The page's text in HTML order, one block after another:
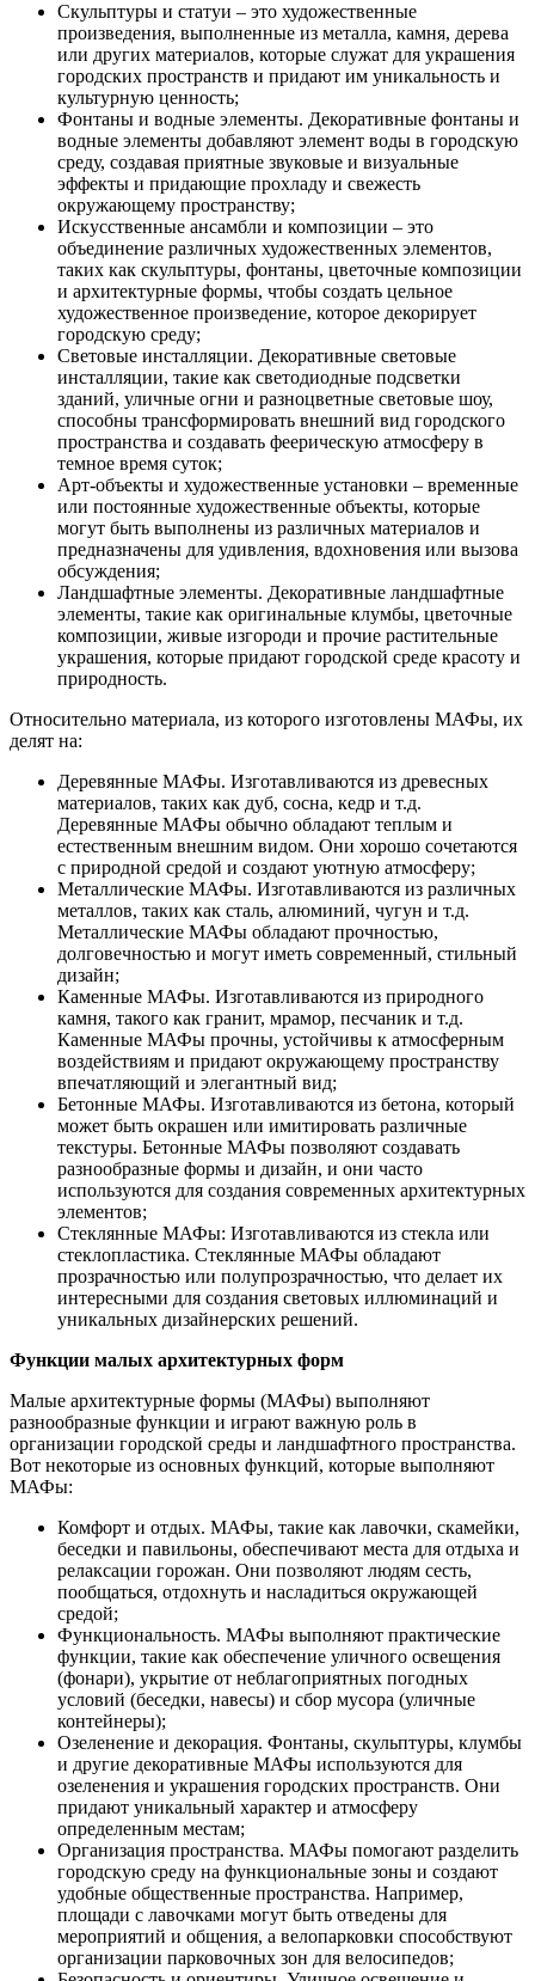
Скульптуры и статуи – это художественные
произведения, выполненные из металла, камня, дерева
или других материалов, которые служат для украшения
городских пространств и придают им уникальность и
культурную ценность;
Фонтаны и водные элементы. Декоративные фонтаны и
водные элементы добавляют элемент воды в городскую
среду, создавая приятные звуковые и визуальные
эффекты и придающие прохладу и свежесть
окружающему пространству;
Искусственные ансамбли и композиции – это
объединение различных художественных элементов,
таких как скульптуры, фонтаны, цветочные композиции
и архитектурные формы, чтобы создать цельное
художественное произведение, которое декорирует
городскую среду;
Световые инсталляции. Декоративные световые
инсталляции, такие как светодиодные подсветки
зданий, уличные огни и разноцветные световые шоу,
способны трансформировать внешний вид городского
пространства и создавать феерическую атмосферу в
темное время суток;
Арт-объекты и художественные установки – временные
или постоянные художественные объекты, которые
могут быть выполнены из различных материалов и
предназначены для удивления, вдохновения или вызова
обсуждения;
Ландшафтные элементы. Декоративные ландшафтные
элементы, такие как оригинальные клумбы, цветочные
композиции, живые изгороди и прочие растительные
украшения, которые придают городской среде красоту и
природность.
Относительно материала, из которого изготовлены МАФы, их
делят на:
Деревянные МАФы. Изготавливаются из древесных
материалов, таких как дуб, сосна, кедр и т.д.
Деревянные МАФы обычно обладают теплым и
естественным внешним видом. Они хорошо сочетаются
с природной средой и создают уютную атмосферу;
Металлические МАФы. Изготавливаются из различных
металлов, таких как сталь, алюминий, чугун и т.д.
Металлические МАФы обладают прочностью,
долговечностью и могут иметь современный, стильный
дизайн;
Каменные МАФы. Изготавливаются из природного
камня, такого как гранит, мрамор, песчаник и т.д.
Каменные МАФы прочны, устойчивы к атмосферным
воздействиям и придают окружающему пространству
впечатляющий и элегантный вид;
Бетонные МАФы. Изготавливаются из бетона, который
может быть окрашен или имитировать различные
текстуры. Бетонные МАФы позволяют создавать
разнообразные формы и дизайн, и они часто
используются для создания современных архитектурных
элементов;
Стеклянные МАФы: Изготавливаются из стекла или
стеклопластика. Стеклянные МАФы обладают
прозрачностью или полупрозрачностью, что делает их
интересными для создания световых иллюминаций и
уникальных дизайнерских решений.
Функции малых архитектурных форм
Малые архитектурные формы (МАФы) выполняют
разнообразные функции и играют важную роль в
организации городской среды и ландшафтного пространства.
Вот некоторые из основных функций, которые выполняют
МАФы:
Комфорт и отдых. МАФы, такие как лавочки, скамейки,
беседки и павильоны, обеспечивают места для отдыха и
релаксации горожан. Они позволяют людям сесть,
пообщаться, отдохнуть и насладиться окружающей
средой;
Функциональность. МАФы выполняют практические
функции, такие как обеспечение уличного освещения
(фонари), укрытие от неблагоприятных погодных
условий (беседки, навесы) и сбор мусора (уличные
контейнеры);
Озеленение и декорация. Фонтаны, скульптуры, клумбы
и другие декоративные МАФы используются для
озеленения и украшения городских пространств. Они
придают уникальный характер и атмосферу
определенным местам;
Организация пространства. МАФы помогают разделить
городскую среду на функциональные зоны и создают
удобные общественные пространства. Например,
площади с лавочками могут быть отведены для
мероприятий и общения, а велопарковки способствуют
организации парковочных зон для велосипедов;